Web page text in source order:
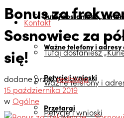
Tutaj dostaniesz
Ważne telefony i
Petycje i wnioski
Przetargi
Kontakt
Tutaj dostaniesz
Ważne telefony i
Petycje i wnioski
Bonus za
Sosnowiec za
się!
dodane przezredakcja
15 października 2019
wOgólne